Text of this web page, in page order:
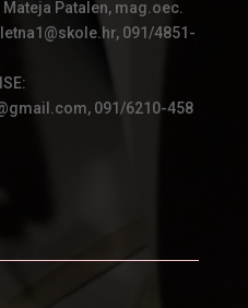
Patalen, mag.oec.
091/4851-
091/6210-458